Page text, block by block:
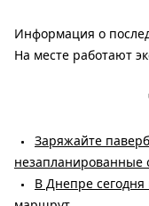
Информация о
На месте работают
Заряжайте
незапланированные
В Днепре